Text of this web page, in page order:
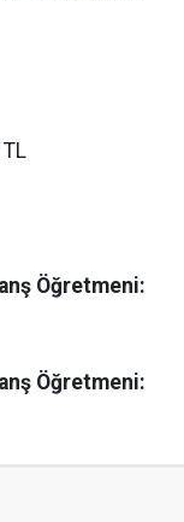
Öğretmeni:
Öğretmeni: